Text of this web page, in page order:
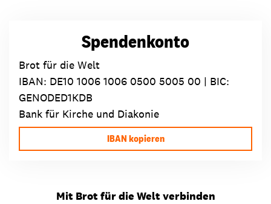
Spendenkonto
Brot für die Welt
IBAN: DE10 1006 1006 0500 5005 00 | BIC:
GENODED1KDB
Bank für Kirche und Diakonie
IBAN kopieren
Mit Brot für die Welt verbinden